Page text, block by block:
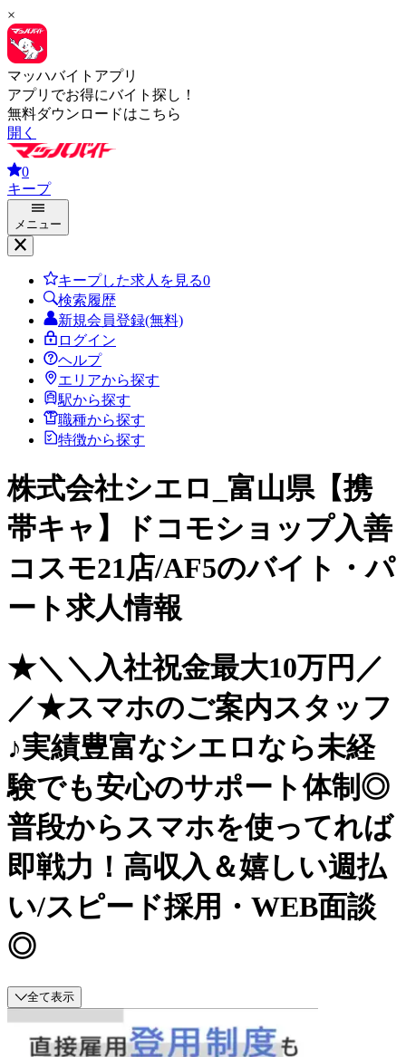
×
マッハバイトアプリ
アプリでお得にバイト探し！
無料ダウンロードはこちら
開く
0
キープ
メニュー
キープした求人を見る0
検索履歴
新規会員登録(無料)
ログイン
ヘルプ
エリアから探す
駅から探す
職種から探す
特徴から探す
株式会社シエロ_富山県【携
帯キャ】ドコモショップ入善
コスモ21店/AF5のバイト・パ
ート求人情報
★＼＼入社祝金最大10万円／
／★スマホのご案内スタッフ
♪実績豊富なシエロなら未経
験でも安心のサポート体制◎
普段からスマホを使ってれば
即戦力！高収入＆嬉しい週払
い/スピード採用・WEB面談
◎
全て表示